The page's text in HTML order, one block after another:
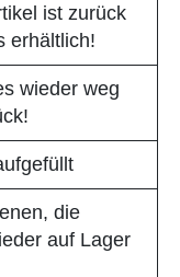
ist zurück
erhältlich!
wieder weg
die
auf Lager